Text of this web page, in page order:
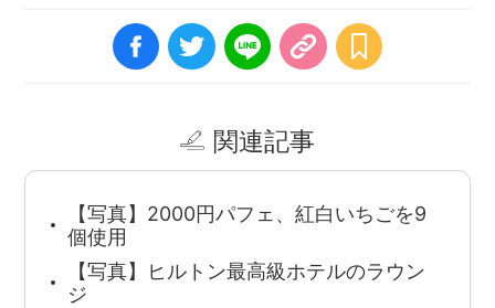
関連記事
【写真】2000円パフェ、紅白いちごを9
個使用
【写真】ヒルトン最高級ホテルのラウン
ジ